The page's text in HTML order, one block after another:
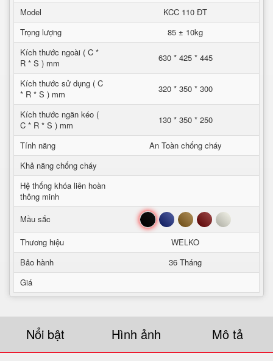
Model
KCC 110 ĐT
Trọng lượng
85 ± 10kg
Kích thước ngoài ( C *
R * S ) mm
630 * 425 * 445
Kích thước sử dụng ( C
* R * S ) mm
320 * 350 * 300
Kích thước ngăn kéo (
C * R * S ) mm
130 * 350 * 250
Tính năng
An Toàn chống cháy
Khả năng chống cháy
Hệ thống khóa liên hoàn
thông minh
Mầu sắc
Đen Xanh Nâu Đỏ Trắng
Thương hiệu
WELKO
Bảo hành
36 Tháng
Giá
Nổi bật Hình ảnh Mô tả